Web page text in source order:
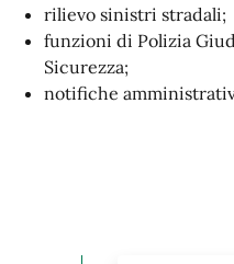
rilievo sinistri stradali;
funzioni di Polizia
Sicurezza;
notifiche